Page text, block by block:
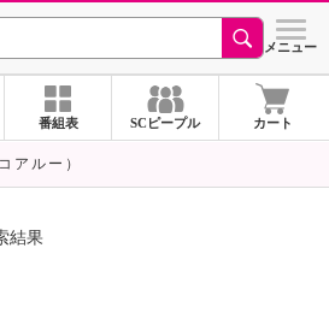
CHANNEL ショッ
メニュー
番組表 SCピープル カート
アルー）
結果